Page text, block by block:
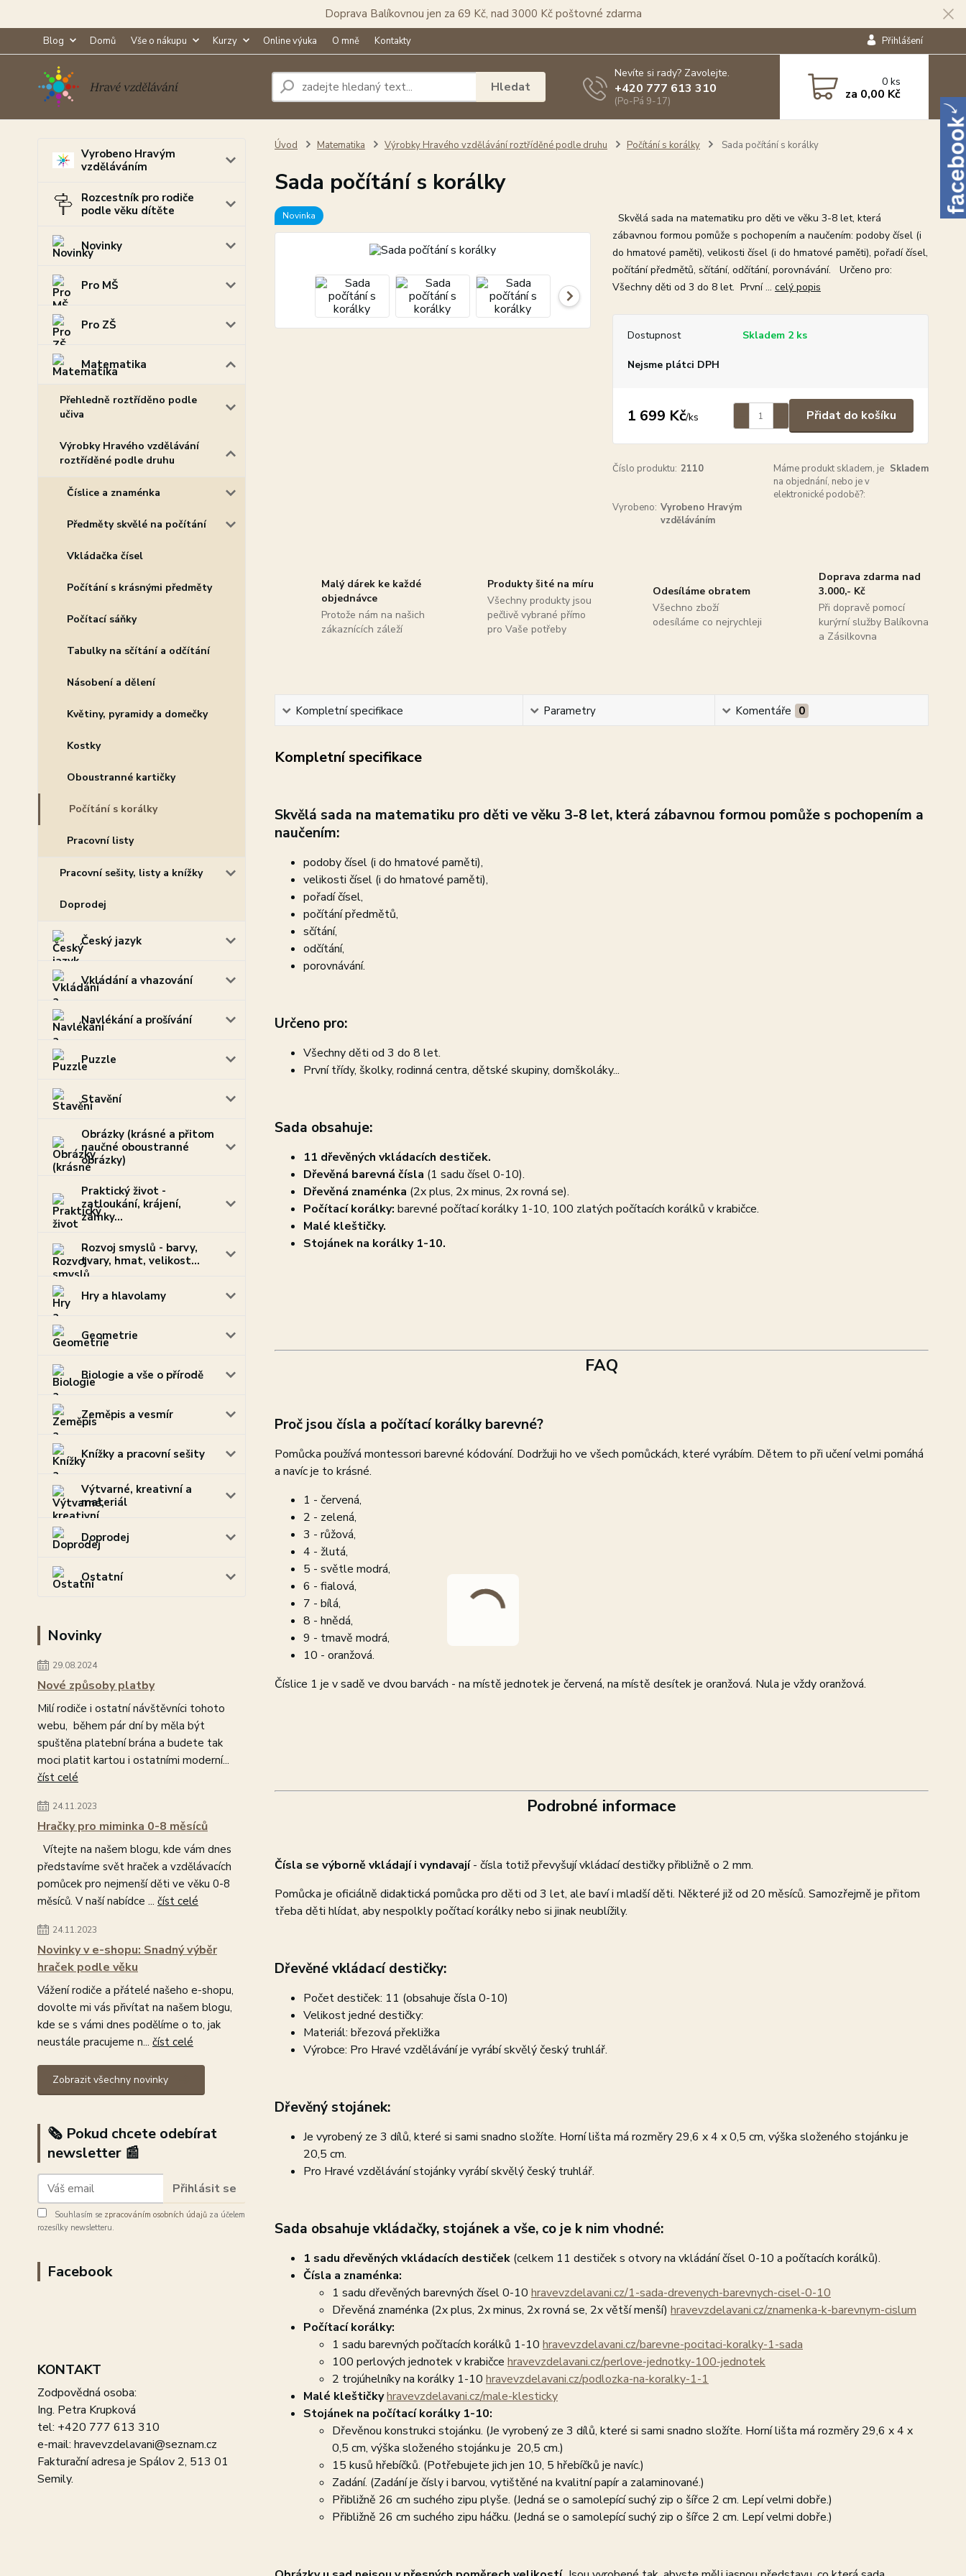
Doprava Balíkovnou jen za 69 Kč, nad 3000 Kč poštovné zdarma
Blog Domů Vše o nákupu Kurzy Online výuka O mně Kontakty Přihlášení
Hledat
Nevíte si rady? Zavolejte.
+420 777 613 310
(Po-Pá 9-17)
0ks
za 0,00 Kč
Vyrobeno Hravým
vzděláváním
Rozcestník pro rodiče
podle věku dítěte
Novinky
Pro MŠ
Pro ZŠ
Matematika
Přehledně roztříděno podle
učiva
Výrobky Hravého vzdělávání
roztříděné podle druhu
Číslice a znaménka
Předměty skvělé na počítání
Vkládačka čísel
Počítání s krásnými předměty
Počítací sáňky
Tabulky na sčítání a odčítání
Násobení a dělení
Květiny, pyramidy a domečky
Kostky
Oboustranné kartičky
Počítání s korálky
Pracovní listy
Pracovní sešity, listy a knížky
Doprodej
Český jazyk
Vkládání a vhazování
Navlékání a prošívání
Puzzle
Stavění
Obrázky (krásné a přitom
naučné oboustranné
obrázky)
Praktický život -
zatloukání, krájení,
zámky...
Rozvoj smyslů - barvy,
tvary, hmat, velikost...
Hry a hlavolamy
Geometrie
Biologie a vše o přírodě
Zeměpis a vesmír
Knížky a pracovní sešity
Výtvarné, kreativní a
materiál
Doprodej
Ostatní
Novinky
29.08.2024
Nové způsoby platby
Milí rodiče i ostatní návštěvníci tohoto
webu, během pár dní by měla být
spuštěna platební brána a budete tak
moci platit kartou i ostatními moderní...
číst celé
24.11.2023
Hračky pro miminka 0-8 měsíců
Vítejte na našem blogu, kde vám dnes
představíme svět hraček a vzdělávacích
pomůcek pro nejmenší děti ve věku 0-8
měsíců. V naší nabídce ... číst celé
24.11.2023
Novinky v e-shopu: Snadný výběr
hraček podle věku
Vážení rodiče a přátelé našeho e-shopu,
dovolte mi vás přivítat na našem blogu,
kde se s vámi dnes podělíme o to, jak
neustále pracujeme n... číst celé
Zobrazit všechny novinky
🗞️ Pokud chcete odebírat
newsletter 📰
Přihlásit se
Souhlasím se zpracováním osobních údajů za účelem
rozesílky newsletteru.
Facebook
KONTAKT
Zodpovědná osoba:
Ing. Petra Krupková
tel: +420 777 613 310
e-mail: hravevzdelavani@seznam.cz
Fakturační adresa je Spálov 2, 513 01
Semily.
Úvod Matematika Výrobky Hravého vzdělávání roztříděné podle druhu Počítání s korálky Sada počítání s korálky
Sada počítání s korálky
Novinka
Skvělá sada na matematiku pro děti ve věku 3-8 let, která
zábavnou formou pomůže s pochopením a naučením: podoby čísel (i
do hmatové paměti), velikosti čísel (i do hmatové paměti), pořadí čísel,
počítání předmětů, sčítání, odčítání, porovnávání. Určeno pro:
Všechny děti od 3 do 8 let. První ... celý popis
Dostupnost Skladem 2 ks
Nejsme plátci DPH
1 699 Kč/ks Přidat do košíku
Číslo produktu: 2110
Máme produkt skladem, je
na objednání, nebo je v
elektronické podobě?:
Skladem
Vyrobeno: Vyrobeno Hravým
vzděláváním
Malý dárek ke každé
objednávce
Protože nám na našich
zákaznících záleží
Produkty šité na míru
Všechny produkty jsou
pečlivě vybrané přímo
pro Vaše potřeby
Odesíláme obratem
Všechno zboží
odesíláme co nejrychleji
Doprava zdarma nad
3.000,- Kč
Při dopravě pomocí
kurýrní služby Balíkovna
a Zásilkovna
Kompletní specifikace Parametry Komentáře 0
Kompletní specifikace
Skvělá sada na matematiku pro děti ve věku 3-8 let, která zábavnou formou pomůže s pochopením a
naučením:
podoby čísel (i do hmatové paměti),
velikosti čísel (i do hmatové paměti),
pořadí čísel,
počítání předmětů,
sčítání,
odčítání,
porovnávání.
Určeno pro:
Všechny děti od 3 do 8 let.
První třídy, školky, rodinná centra, dětské skupiny, domškoláky...
Sada obsahuje:
11 dřevěných vkládacích destiček.
Dřevěná barevná čísla (1 sadu čísel 0-10).
Dřevěná znaménka (2x plus, 2x minus, 2x rovná se).
Počítací korálky: barevné počítací korálky 1-10, 100 zlatých počítacích korálků v krabičce.
Malé kleštičky.
Stojánek na korálky 1-10.
FAQ
Proč jsou čísla a počítací korálky barevné?
Pomůcka používá montessori barevné kódování. Dodržuji ho ve všech pomůckách, které vyrábím. Dětem to při učení velmi pomáhá
a navíc je to krásné.
1 - červená,
2 - zelená,
3 - růžová,
4 - žlutá,
5 - světle modrá,
6 - fialová,
7 - bílá,
8 - hnědá,
9 - tmavě modrá,
10 - oranžová.
Číslice 1 je v sadě ve dvou barvách - na místě jednotek je červená, na místě desítek je oranžová. Nula je vždy oranžová.
Podrobné informace
Čísla se výborně vkládají i vyndavají- čísla totiž převyšují vkládací destičky přibližně o 2 mm.
Pomůcka je oficiálně didaktická pomůcka pro děti od 3 let, ale baví i mladší děti. Některé již od 20 měsíců. Samozřejmě je přitom
třeba děti hlídat, aby nespolkly počítací korálky nebo si jinak neublížily.
Dřevěné vkládací destičky:
Počet destiček: 11 (obsahuje čísla 0-10)
Velikost jedné destičky:
Materiál: březová překližka
Výrobce: Pro Hravé vzdělávání je vyrábí skvělý český truhlář.
Dřevěný stojánek:
Je vyrobený ze 3 dílů, které si sami snadno složíte. Horní lišta má rozměry 29,6 x 4 x 0,5 cm, výška složeného stojánku je
20,5 cm.
Pro Hravé vzdělávání stojánky vyrábí skvělý český truhlář.
Sada obsahujevkládačky, stojánek a vše, co je k nim vhodné:
1 sadu dřevěných vkládacích destiček (celkem 11 destiček s otvory na vkládání čísel 0-10 a počítacích korálků).
Čísla a znaménka:
1 sadu dřevěných barevných čísel 0-10 hravevzdelavani.cz/1-sada-drevenych-barevnych-cisel-0-10
Dřevěná znaménka (2x plus, 2x minus, 2x rovná se, 2x větší menší) hravevzdelavani.cz/znamenka-k-barevnym-cislum
Počítací korálky:
1 sadu barevných počítacích korálků 1-10 hravevzdelavani.cz/barevne-pocitaci-koralky-1-sada
100 perlových jednotek v krabičce hravevzdelavani.cz/perlove-jednotky-100-jednotek
2 trojúhelníky na korálky 1-10 hravevzdelavani.cz/podlozka-na-koralky-1-1
Malé kleštičkyhravevzdelavani.cz/male-klesticky
Stojánek na počítací korálky 1-10:
Dřevěnou konstrukci stojánku. (Je vyrobený ze 3 dílů, které si sami snadno složíte. Horní lišta má rozměry 29,6 x 4 x
0,5 cm, výška složeného stojánku je 20,5 cm.)
15 kusů hřebíčků. (Potřebujete jich jen 10, 5 hřebíčků je navíc.)
Zadání. (Zadání je čísly i barvou, vytištěné na kvalitní papír a zalaminované.)
Přibližně 26 cm suchého zipu plyše. (Jedná se o samolepící suchý zip o šířce 2 cm. Lepí velmi dobře.)
Přibližně 26 cm suchého zipu háčku. (Jedná se o samolepící suchý zip o šířce 2 cm. Lepí velmi dobře.)